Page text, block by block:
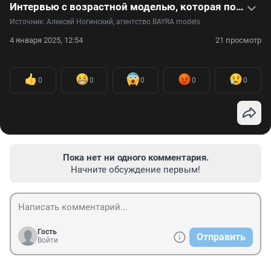
Интервью с возрастной моделью, которая покоряет подиум и снимается в рекламе
Источник: Алексей Ногинский, агентство BAYRA models
4 января 2025, 12:54 21 просмотр
0 0 0 0 0
Пока нет ни одного комментария.
Начните обсуждение первым!
Гость
Войти
Отправить